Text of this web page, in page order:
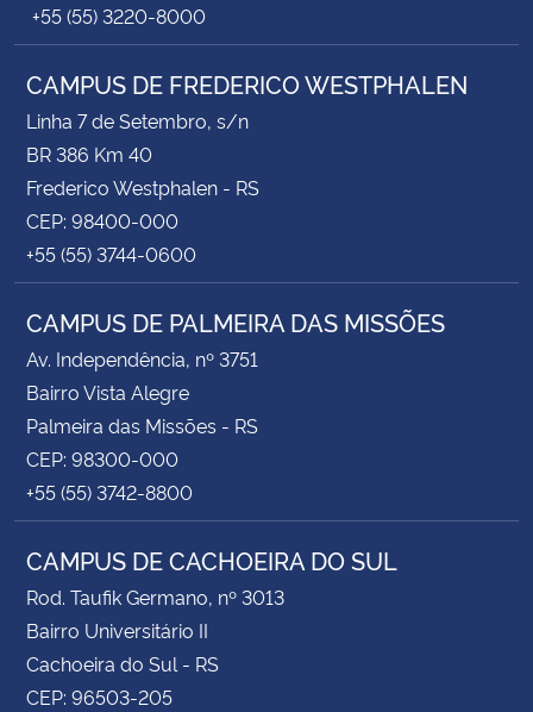
+55 (55) 3220-8000
CAMPUS DE FREDERICO WESTPHALEN
Linha 7 de Setembro, s/n
BR 386 Km 40
Frederico Westphalen - RS
CEP: 98400-000
+55 (55) 3744-0600
CAMPUS DE PALMEIRA DAS MISSÕES
Av. Independência, nº 3751
Bairro Vista Alegre
Palmeira das Missões - RS
CEP: 98300-000
+55 (55) 3742-8800
CAMPUS DE CACHOEIRA DO SUL
Rod. Taufik Germano, nº 3013
Bairro Universitário II
Cachoeira do Sul - RS
CEP: 96503-205